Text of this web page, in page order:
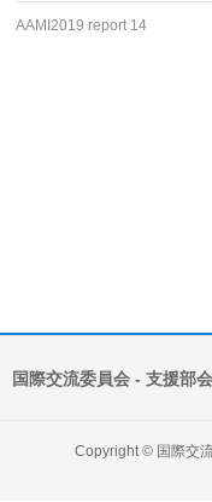
AAMI2019 report 14
国際交流委員会 ‐ 支援部会
Copyright © 国際交